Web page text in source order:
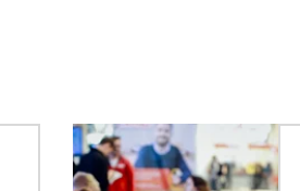
palcem, aby zobaczyć